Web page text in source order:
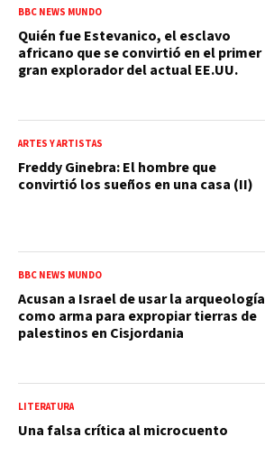
BBC NEWS MUNDO
Quién fue Estevanico, el esclavo
africano que se convirtió en el primer
gran explorador del actual EE.UU.
ARTES Y ARTISTAS
Freddy Ginebra: El hombre que
convirtió los sueños en una casa (II)
BBC NEWS MUNDO
Acusan a Israel de usar la arqueología
como arma para expropiar tierras de
palestinos en Cisjordania
LITERATURA
Una falsa crítica al microcuento